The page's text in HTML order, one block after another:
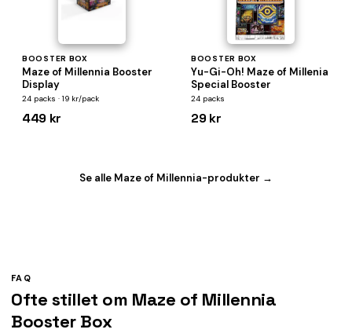
BOOSTER BOX
Maze of Millennia Booster
Display
24 packs · 19 kr/pack
449 kr
BOOSTER BOX
Yu-Gi-Oh! Maze of Millenia
Special Booster
24 packs
29 kr
Se alle Maze of Millennia-produkter →
FAQ
Ofte stillet om Maze of Millennia
Booster Box